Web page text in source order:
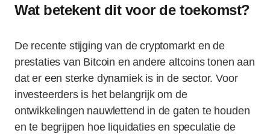
Wat betekent dit voor de toekomst?
De recente stijging van de cryptomarkt en de
prestaties van Bitcoin en andere altcoins tonen aan
dat er een sterke dynamiek is in de sector. Voor
investeerders is het belangrijk om de
ontwikkelingen nauwlettend in de gaten te houden
en te begrijpen hoe liquidaties en speculatie de